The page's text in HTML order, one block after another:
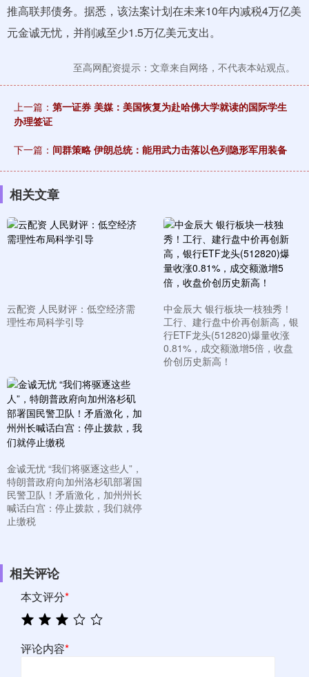
推高联邦债务。据悉，该法案计划在未来10年内减税4万亿美
元金诚无忧，并削减至少1.5万亿美元支出。
至高网配资提示：文章来自网络，不代表本站观点。
上一篇： 第一证券 美媒：美国恢复为赴哈佛大学就读的国际学生
办理签证
下一篇： 间群策略 伊朗总统：能用武力击落以色列隐形军用装备
相关文章
云配资 人民财评：低空经济需
理性布局科学引导
中金辰大 银行板块一枝独秀！
工行、建行盘中价再创新高，银
行ETF龙头(512820)爆量收涨
0.81%，成交额激增5倍，收盘
价创历史新高！
金诚无忧 “我们将驱逐这些人”，
特朗普政府向加州洛杉矶部署国
民警卫队！矛盾激化，加州州长
喊话白宫：停止拨款，我们就停
止缴税
相关评论
本文评分*
评论内容*